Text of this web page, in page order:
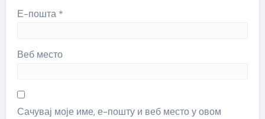
Е-пошта *
Веб место
Сачувај моје име, е-пошту и веб место у овом